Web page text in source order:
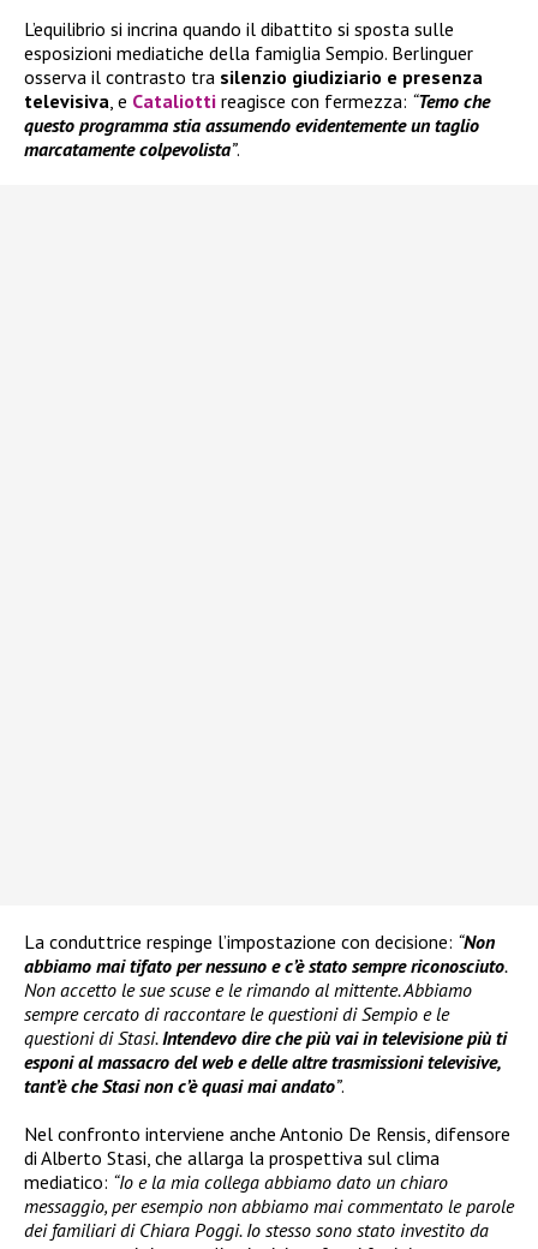
L’equilibrio si incrina quando il dibattito si sposta sulle
esposizioni mediatiche della famiglia Sempio. Berlinguer
osserva il contrasto tra silenzio giudiziario e presenza
televisiva, e Cataliotti reagisce con fermezza: “Temo che
questo programma stia assumendo evidentemente un taglio
marcatamente colpevolista”.
La conduttrice respinge l’impostazione con decisione: “Non
abbiamo mai tifato per nessuno e c’è stato sempre riconosciuto.
Non accetto le sue scuse e le rimando al mittente. Abbiamo
sempre cercato di raccontare le questioni di Sempio e le
questioni di Stasi.Intendevo dire che più vai in televisione più ti
esponi al massacro del web e delle altre trasmissioni televisive,
tant’è che Stasi non c’è quasi mai andato”.
Nel confronto interviene anche Antonio De Rensis, difensore
di Alberto Stasi, che allarga la prospettiva sul clima
mediatico: “Io e la mia collega abbiamo dato un chiaro
messaggio, per esempio non abbiamo mai commentato le parole
dei familiari di Chiara Poggi. Io stesso sono stato investito da